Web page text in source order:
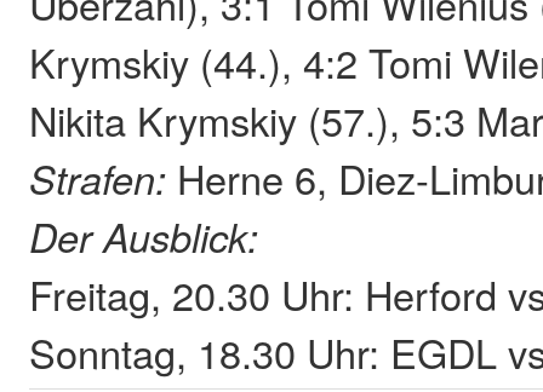
Krymskiy (44.), 4:2 Tomi
Nikita Krymskiy (57.), 5:3
Strafen: Herne 6, Diez-
Der Ausblick:
Freitag, 20.30 Uhr: Herford
Sonntag, 18.30 Uhr: EGDL